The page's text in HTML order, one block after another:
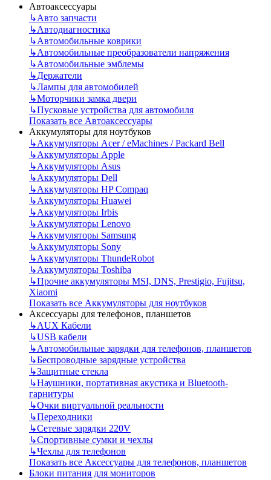
Автоаксессуары
↳Авто запчасти
↳Автодиагностика
↳Автомобильные коврики
↳Автомобильные преобразователи напряжения
↳Автомобильные эмблемы
↳Держатели
↳Лампы для автомобилей
↳Моторчики замка двери
↳Пусковые устройства для автомобиля
Показать все Автоаксессуары
Аккумуляторы для ноутбуков
↳Аккумуляторы Acer / eMachines / Packard Bell
↳Аккумуляторы Apple
↳Аккумуляторы Asus
↳Аккумуляторы Dell
↳Аккумуляторы HP Compaq
↳Аккумуляторы Huawei
↳Аккумуляторы Irbis
↳Аккумуляторы Lenovo
↳Аккумуляторы Samsung
↳Аккумуляторы Sony
↳Аккумуляторы ThundeRobot
↳Аккумуляторы Toshiba
↳Прочие аккумуляторы MSI, DNS, Prestigio, Fujitsu,
Xiaomi
Показать все Аккумуляторы для ноутбуков
Аксессуары для телефонов, планшетов
↳AUX Кабели
↳USB кабели
↳Автомобильные зарядки для телефонов, планшетов
↳Беспроводные зарядные устройства
↳Защитные стекла
↳Наушники, портативная акустика и Bluetooth-
гарнитуры
↳Очки виртуальной реальности
↳Переходники
↳Сетевые зарядки 220V
↳Спортивные сумки и чехлы
↳Чехлы для телефонов
Показать все Аксессуары для телефонов, планшетов
Блоки питания для мониторов